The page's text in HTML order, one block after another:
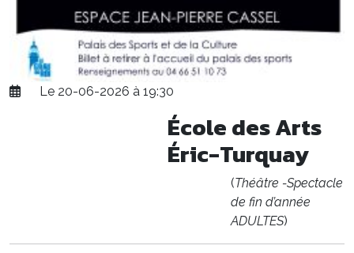
Le 20-06-2026 à 19:30
École des Arts
Éric-Turquay
(Théâtre -Spectacle
de fin d’année
ADULTES)